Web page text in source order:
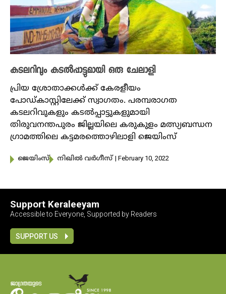
കടലറിവും കടൽപ്പാട്ടുമായി ഒരു ചേലാളി
പ്രിയ ശ്രോതാക്കൾക്ക് കേരളീയം
പോഡ്കാസ്റ്റിലേക്ക് സ്വാ​ഗതം. പരമ്പരാ​ഗത
കടലറിവുകളും കടൽപ്പാട്ടുകളുമായി
തിരുവനന്തപുരം ജില്ലയിലെ കരുകുളം മത്സ്യബന്ധന ​
ഗ്രാമത്തിലെ കട്ടമരത്തൊഴിലാളി ജെയിംസ്
ജെയിംസ് നിഖില്‍ വര്‍ഗീസ്‌ | February 10, 2022
Support Keraleeyam
Accessible to Everyone, Supported by Readers
SUPPORT US